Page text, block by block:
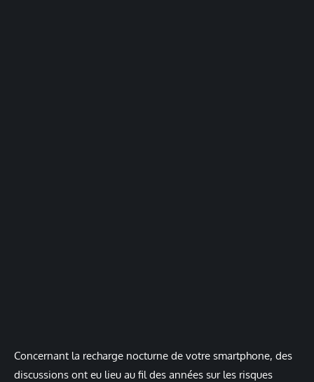
Concernant la recharge nocturne de votre smartphone, des
discussions ont eu lieu au fil des années sur les risques